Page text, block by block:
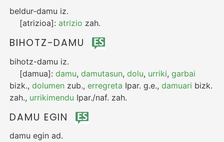
beldur-damu iz.
[atrizioa]:atrizio zah.
BIHOTZ-DAMU
bihotz-damu iz.
[damua]:damu,damutasun,dolu, urriki,garbai
bizk.,dolumen zub.,erregreta Ipar. g.e.,damuari bizk.
zah., urrikimendu Ipar./naf. zah.
DAMU EGIN
damu egin ad.